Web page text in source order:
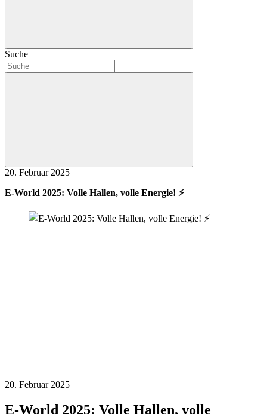
Suche
20. Februar 2025
E-World 2025: Volle Hallen, volle Energie! ⚡
20. Februar 2025
E-World 2025: Volle Hallen, volle